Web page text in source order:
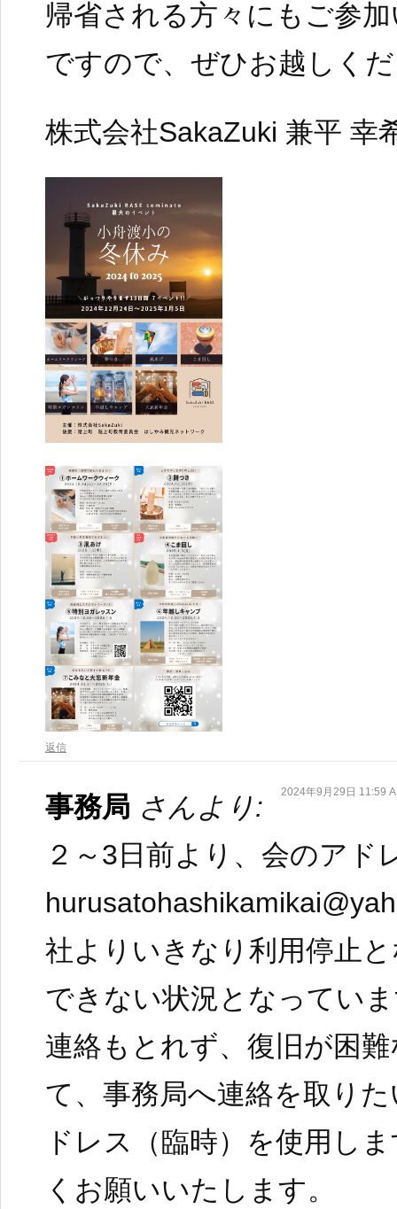
帰省される方々にもご参
ですので、ぜひお越しく
株式会社SakaZuki 兼平 幸
返信
事務局 さんより: 2024年9月29日 11:59
２～3日前より、会のアド
社よりいきなり利用停止
できない状況となってい
連絡もとれず、復旧が困
て、事務局へ連絡を取り
ドレス（臨時）を使用し
くお願いいたします。